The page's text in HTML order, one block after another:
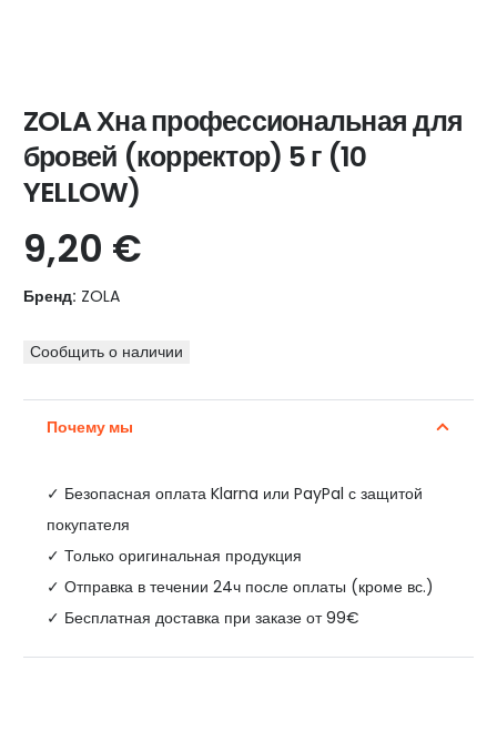
ZOLA Хна профессиональная для
бровей (корректор) 5 г (10
YELLOW)
9,20 €
Бренд: ZOLA
Сообщить о наличии
Почему мы
✓ Безопасная оплата Klarna или PayPal с защитой
покупателя
✓ Только оригинальная продукция
✓ Отправка в течении 24ч после оплаты (кроме вс.)
✓ Бесплатная доставка при заказе от 99€